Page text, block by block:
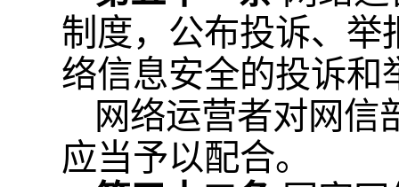
制度，公布投诉、举
络信息安全的投诉和
网络运营者对网信
应当予以配合。